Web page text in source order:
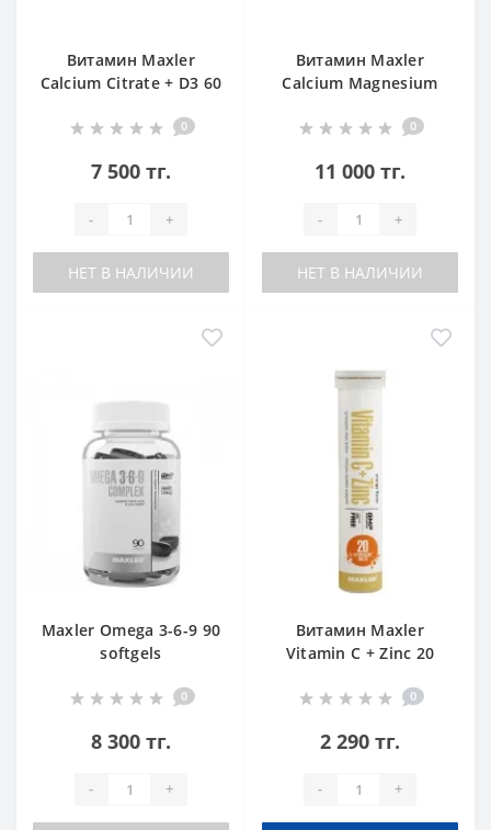
Витамин Maxler
Calcium Citrate + D3 60
0
7 500 тг.
- +
НЕТ В НАЛИЧИИ
Витамин Maxler
Calcium Magnesium
0
11 000 тг.
- +
НЕТ В НАЛИЧИИ
Maxler Omega 3-6-9 90
softgels
0
8 300 тг.
- +
Витамин Maxler
Vitamin C + Zinc 20
0
2 290 тг.
- +